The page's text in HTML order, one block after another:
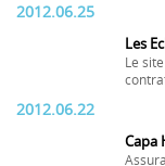
2012.06.25
Les
Le
2012.06.22
Capa